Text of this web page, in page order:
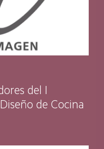
del I
de Cocina